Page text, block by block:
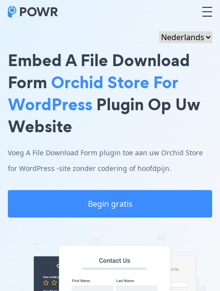
Embed A File Download
Form Orchid Store For
WordPress Plugin Op Uw
Website
Voeg A File Download Form plugin toe aan uw Orchid Store
for WordPress -site zonder codering of hoofdpijn.
Begin gratis